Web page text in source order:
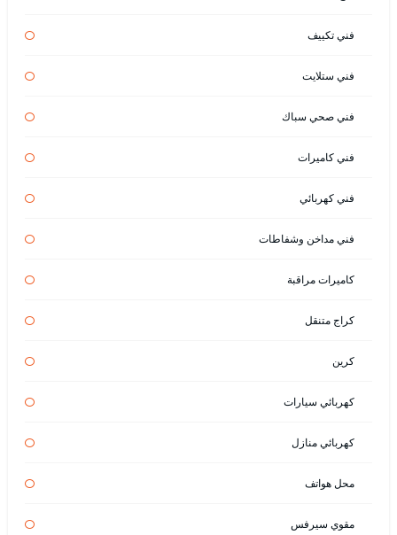
فني تكييف
فني ستلايت
فني صحي سباك
فني كاميرات
فني كهربائي
فني مداخن وشفاطات
كاميرات مراقبة
كراج متنقل
كرين
كهربائي سيارات
كهربائي منازل
محل هواتف
مقوي سيرفس